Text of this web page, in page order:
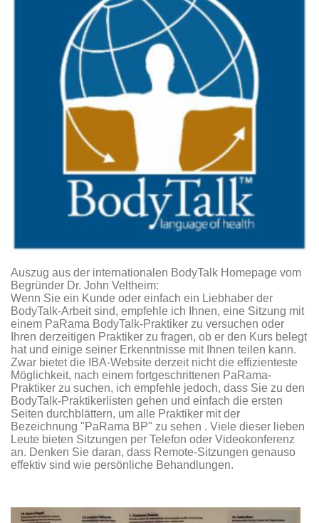
Auszug aus der internationalen BodyTalk Homepage vom
Begründer Dr. John Veltheim:
Wenn Sie ein Kunde oder einfach ein Liebhaber der
BodyTalk-Arbeit sind, empfehle ich Ihnen, eine Sitzung mit
einem PaRama BodyTalk-Praktiker zu versuchen oder
Ihren derzeitigen Praktiker zu fragen, ob er den Kurs belegt
hat und einige seiner Erkenntnisse mit Ihnen teilen kann.
Zwar bietet die IBA-Website derzeit nicht die effizienteste
Möglichkeit, nach einem fortgeschrittenen PaRama-
Praktiker zu suchen, ich empfehle jedoch, dass Sie zu den
BodyTalk-Praktikerlisten gehen und einfach die ersten
Seiten durchblättern, um alle Praktiker mit der
Bezeichnung "PaRama BP" zu sehen . Viele dieser lieben
Leute bieten Sitzungen per Telefon oder Videokonferenz
an. Denken Sie daran, dass Remote-Sitzungen genauso
effektiv sind wie persönliche Behandlungen.